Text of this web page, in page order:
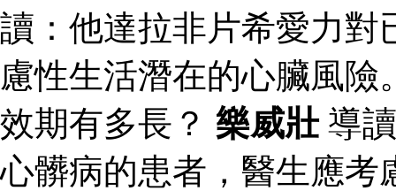
讀：他達拉非片希愛力對
慮性生活潛在的心臟風
效期有多長？ 樂威壯導
心髒病的患者，醫生應考